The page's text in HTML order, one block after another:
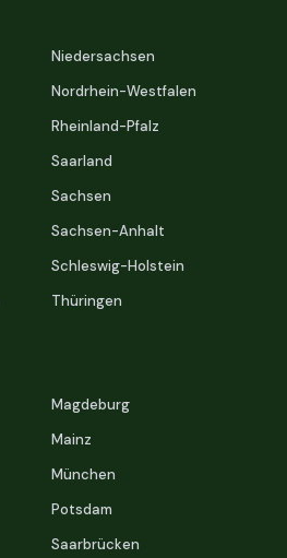
Niedersachsen
Nordrhein-Westfalen
Rheinland-Pfalz
Saarland
Sachsen
Sachsen-Anhalt
Schleswig-Holstein
Thüringen
Magdeburg
Mainz
München
Potsdam
Saarbrücken